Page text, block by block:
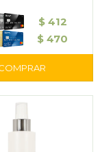
$ 412
$ 470